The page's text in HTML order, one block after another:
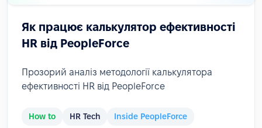
Як працює калькулятор ефективності
HR від PeopleForce
Прозорий аналіз методології калькулятора
ефективності HR від PeopleForce
How to HR Tech Inside PeopleForce